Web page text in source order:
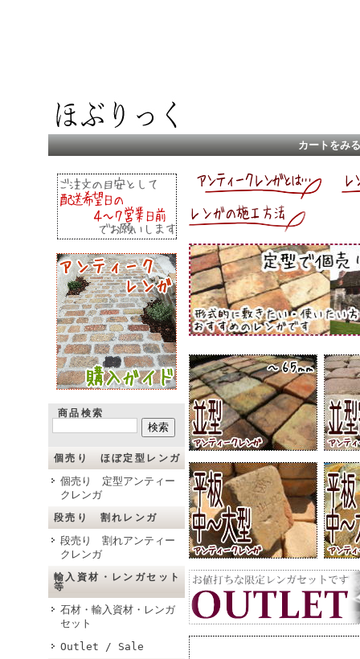
カートをみる
商品検索
個売り ほぼ定型レンガ
個売り 定型アンティー
クレンガ
段売り 割れレンガ
段売り 割れアンティー
クレンガ
輸入資材・レンガセット
等
石材・輸入資材・レンガ
セット
Outlet / Sale